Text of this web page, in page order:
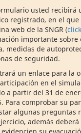
usted recibirá
registrado, en el
web de la SNGR (
importante sobre
medidas de
de seguridad.
un enlace para la
en el
a partir del 31 de
Para comprobar su
algunas preguntas
además